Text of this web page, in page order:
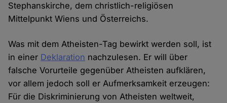
Stephanskirche, dem christlich-religiösen
Mittelpunkt Wiens und Österreichs.
Was mit dem Atheisten-Tag bewirkt werden soll, ist
in einer Deklaration nachzulesen. Er will über
falsche Vorurteile gegenüber Atheisten aufklären,
vor allem jedoch soll er Aufmerksamkeit erzeugen:
Für die Diskriminierung von Atheisten weltweit,